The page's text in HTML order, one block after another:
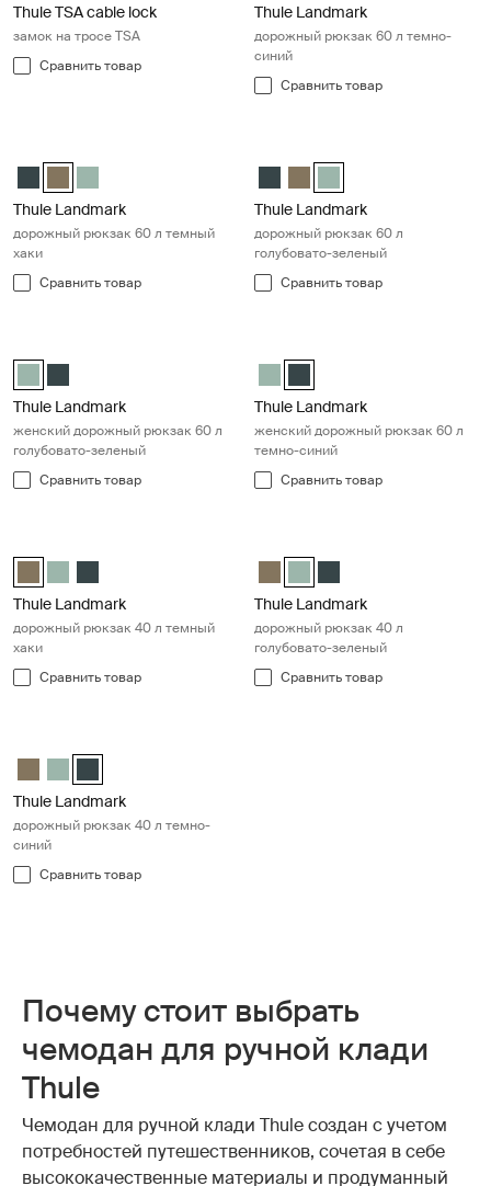
Thule TSA cable lock
замок на тросе TSA
Сравнить товар
Thule Landmark
дорожный рюкзак 60 л темно-
синий
Сравнить товар
Thule Landmark 60L Самый темный синий
Thule Landmark 60L Темный хаки (selected)
Thule Landmark 60L Hazy Green
Thule Landmark
дорожный рюкзак 60 л темный
хаки
Сравнить товар
Thule Landmark 60L Самый
Thule Landmark 60L
Thule Landmark 60L
Thule Landmark
дорожный рюкзак 60 л
голубовато-зеленый
Сравнить товар
Thule Landmark 60L Women's Hazy Green (selected)
Thule Landmark 60L Women's Самый темный синий
Thule Landmark
женский дорожный рюкзак 60 л
голубовато-зеленый
Сравнить товар
Thule Landmark 60L Women's
Thule Landmark 60L
Thule Landmark
женский дорожный рюкзак 60 л
темно-синий
Сравнить товар
Thule Landmark 40L Темный хаки (selected)
Thule Landmark 40L Hazy Green
Thule Landmark 40L Самый темный синий
Thule Landmark
дорожный рюкзак 40 л темный
хаки
Сравнить товар
Thule Landmark 40L Темный
Thule Landmark 40L Hazy
Thule Landmark 40L
Thule Landmark
дорожный рюкзак 40 л
голубовато-зеленый
Сравнить товар
Thule Landmark 40L Темный хаки
Thule Landmark 40L Hazy Green
Thule Landmark 40L Самый темный синий (selected)
Thule Landmark
дорожный рюкзак 40 л темно-
синий
Сравнить товар
Почему стоит выбрать
чемодан для ручной клади
Thule
Чемодан для ручной клади Thule создан с учетом
потребностей путешественников, сочетая в себе
высококачественные материалы и продуманный